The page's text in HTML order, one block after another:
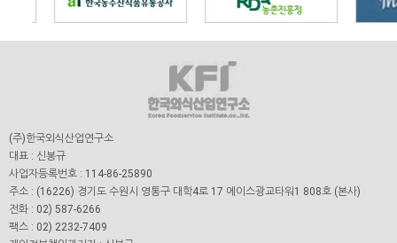
(주)한국외식산업연구소
대표 : 신봉규
사업자등록번호 : 114-86-25890
주소 : (16226) 경기도 수원시 영통구 대학4로 17 에이스광교타워1 808호 (본사)
전화 : 02) 587-6266
팩스 : 02) 2232-7409